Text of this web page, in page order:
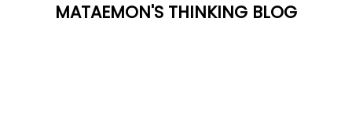
MATAEMON'S THINKING BLOG